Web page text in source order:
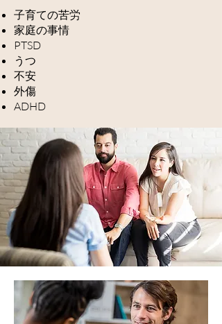
子育ての苦労
家庭の事情
PTSD
うつ
不安
外傷
ADHD